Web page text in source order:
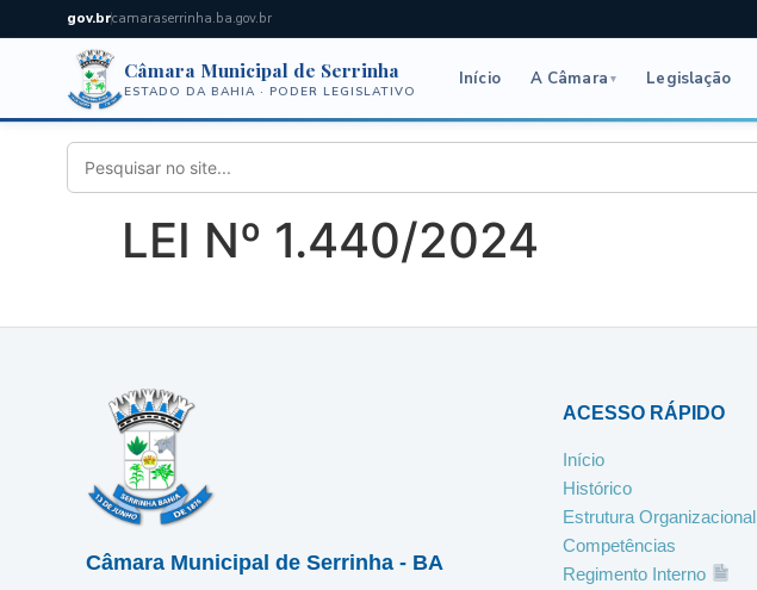
gov.brcamaraserrinha.ba.gov.br
Câmara Municipal de Serrinha
ESTADO DA BAHIA · PODER LEGISLATIVO
Início A Câmara ▾ Legislação
LEI Nº 1.440/2024
Câmara Municipal de Serrinha - BA
ACESSO RÁPIDO
Início
Histórico
Estrutura Organizacional
Competências
Regimento Interno